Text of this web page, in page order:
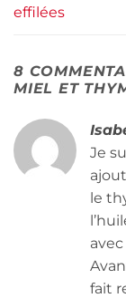
effilées
8
MIEL ET
Je
le
fait